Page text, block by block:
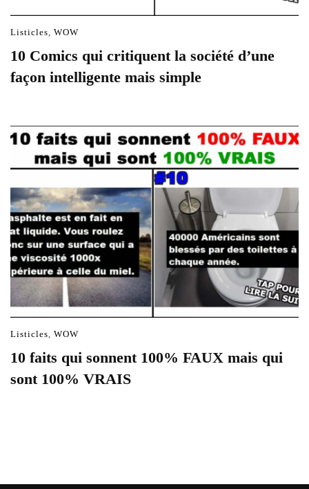
Listicles WOW
10 Comics qui critiquent la société d’une
façon intelligente mais simple
Listicles, WOW
10 faits qui sonnent 100% FAUX mais qui
sont 100% VRAIS